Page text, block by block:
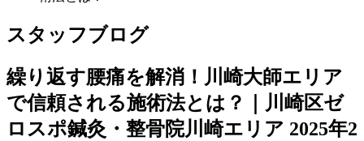
スタッフブログ
繰り返す腰痛を解消！川崎大師エリア
で信頼される施術法とは？｜川崎区ゼ
ロスポ鍼灸・整骨院川崎エリア 2025年2